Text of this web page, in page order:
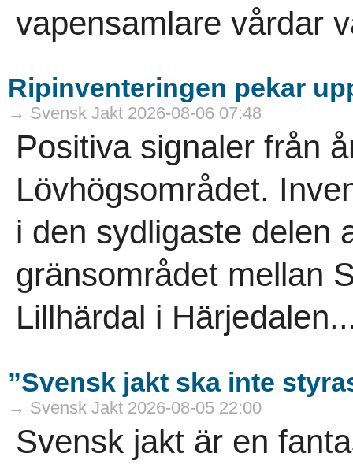
vapensamlare vårdar
Ripinventeringen pekar
→ Svensk Jakt 2026-08-06 07:48
Positiva signaler från
Lövhögsområdet.
i den sydligaste delen
gränsområdet mellan
Lillhärdal i
”Svensk jakt ska inte
→ Svensk Jakt 2026-08-05 22:00
Svensk jakt är en